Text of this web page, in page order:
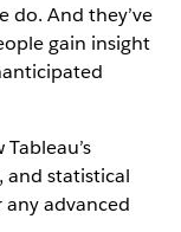
do. And they’ve
gain insight
and statistical
advanced